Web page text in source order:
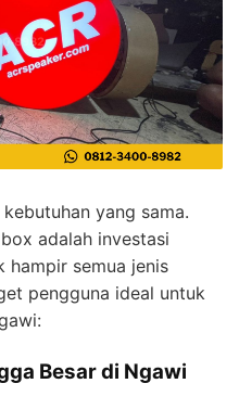
yang sama.
adalah investasi
hampir semua jenis
pengguna ideal untuk
Besar di Ngawi